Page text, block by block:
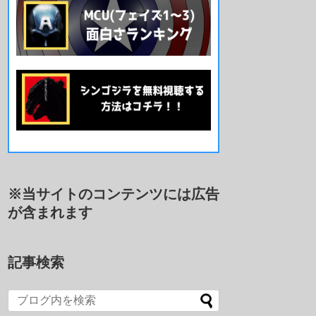
※当サイトのコンテンツには広告
が含まれます
記事検索